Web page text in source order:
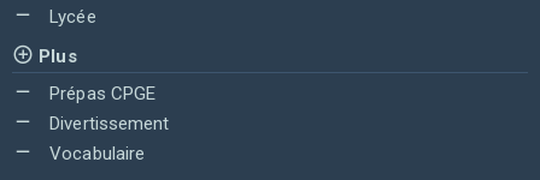
Lycée
Plus
Prépas CPGE
Divertissement
Vocabulaire